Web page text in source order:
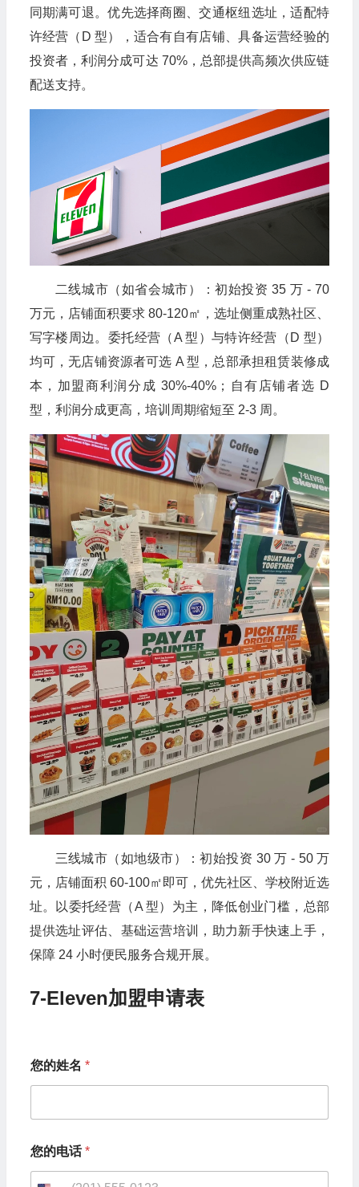
同期满可退。优先选择商圈、交通枢纽选址，适配特
许经营（D 型），适合有自有店铺、具备运营经验的
投资者，利润分成可达 70%，总部提供高频次供应链
配送支持。
二线城市（如省会城市）：初始投资 35 万 - 70
万元，店铺面积要求 80-120㎡，选址侧重成熟社区、
写字楼周边。委托经营（A 型）与特许经营（D 型）
均可，无店铺资源者可选 A 型，总部承担租赁装修成
本，加盟商利润分成 30%-40%；自有店铺者选 D
型，利润分成更高，培训周期缩短至 2-3 周。
三线城市（如地级市）：初始投资 30 万 - 50 万
元，店铺面积 60-100㎡即可，优先社区、学校附近选
址。以委托经营（A 型）为主，降低创业门槛，总部
提供选址评估、基础运营培训，助力新手快速上手，
保障 24 小时便民服务合规开展。
7-Eleven加盟申请表
您的姓名 *
的
电
您的电话*